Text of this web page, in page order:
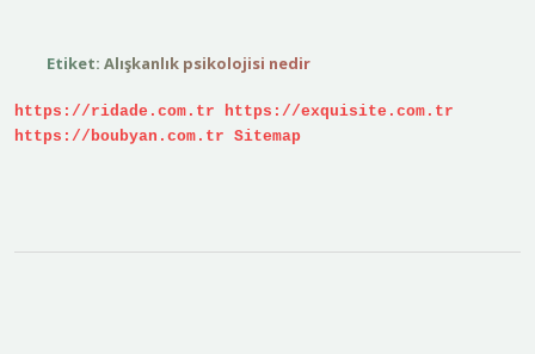
Etiket: Alışkanlık psikolojisi nedir
https://ridade.com.tr
https://exquisite.com.tr
https://boubyan.com.tr Sitemap